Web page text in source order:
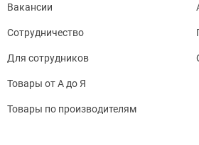
Вакансии
Сотрудничество
Для сотрудников
Товары от А до Я
Товары по производителям